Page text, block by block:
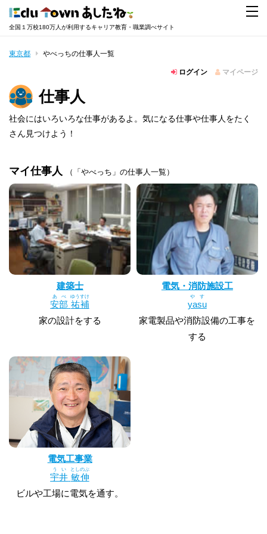
全国１万校180万人が利用するキャリア教育・職業調べサイト
東京都 やべっちの仕事人一覧
ログイン マイページ
仕事人
社会にはいろいろな仕事があるよ。気になる仕事や仕事人をたく
さん見つけよう！
マイ仕事人 （「やべっち」の仕事人一覧）
建築士
安部
あべ
祐補
ゆうすけ
家の設計をする
電気・消防施設工
yasu
やす
家電製品や消防設備の工事を
する
電気工事業
宇井
うい
敏伸
としのぶ
ビルや工場に電気を通す。